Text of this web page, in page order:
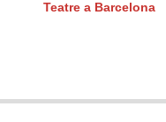
Teatre a Barcelona